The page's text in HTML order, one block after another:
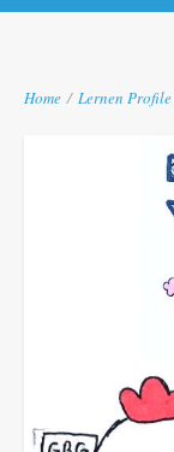
Home / Lernen Profile